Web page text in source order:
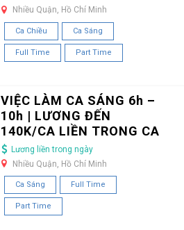
Nhiều Quận, Hồ Chí Minh
Ca Chiều Ca Sáng
Full Time Part Time
VIỆC LÀM CA SÁNG 6h –
10h | LƯƠNG ĐẾN
140K/CA LIỀN TRONG CA
Lương liền trong ngày
Nhiều Quận, Hồ Chí Minh
Ca Sáng Full Time
Part Time